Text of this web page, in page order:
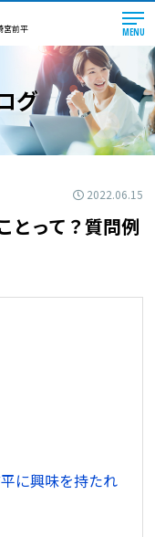
宮前平
MENU
グ
2022.06.15
とって？質問例
に興味を持たれ